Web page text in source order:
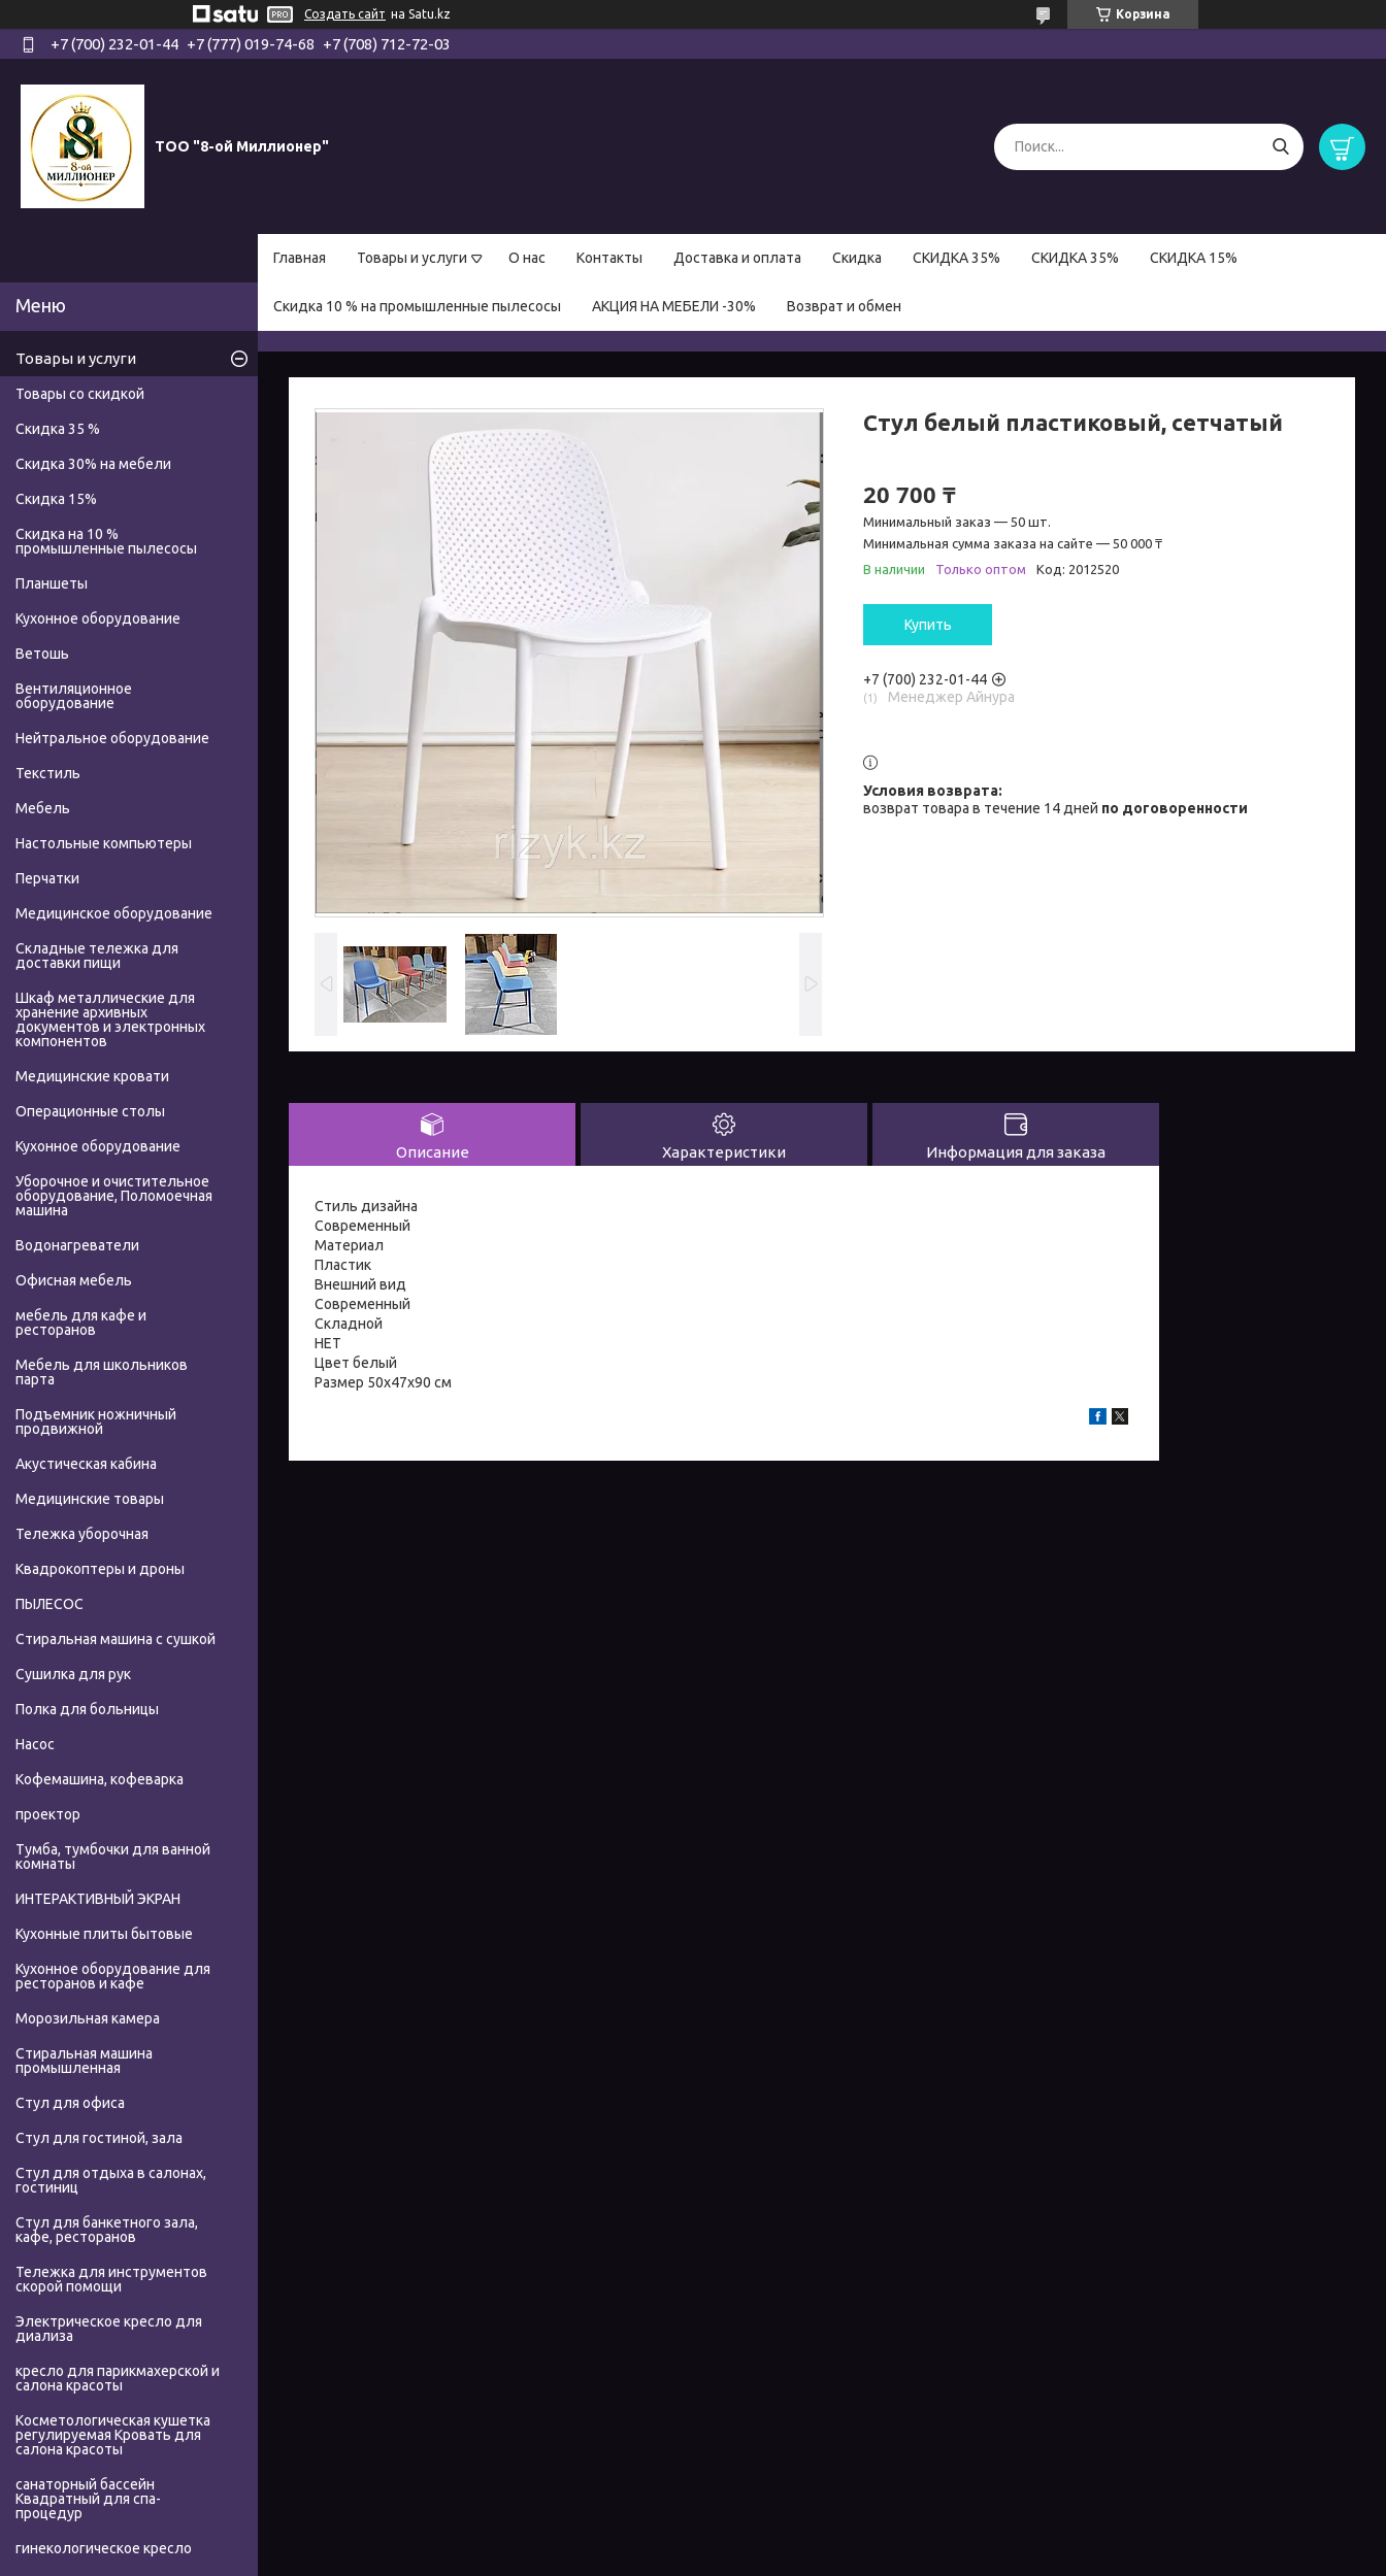
Создать сайт на Satu.kz Корзина
+7 (700) 232-01-44 +7 (777) 019-74-68 +7 (708) 712-72-03
ТОО "8-ой Миллионер"
Главная Товары и услуги О нас Контакты Доставка и оплата Скидка СКИДКА 35% СКИДКА 35% СКИДКА 15%
Скидка 10 % на промышленные пылесосы АКЦИЯ НА МЕБЕЛИ -30% Возврат и обмен
Стул белый пластиковый, сетчатый
20 700 ₸
Минимальный заказ — 50 шт.
Минимальная сумма заказа на сайте — 50 000 ₸
В наличии
Только оптом Код: 2012520
Купить
+7 (700) 232-01-44
1 Менеджер Айнура
возврат товара в течение 14 дней по договоренности
Описание Характеристики Информация для заказа
Стиль дизайна
Современный
Материал
Пластик
Внешний вид
Современный
Складной
НЕТ
Цвет белый
Размер 50х47х90 см
Товары и услуги
Товары со скидкой
Скидка 35 %
Скидка 30% на мебели
Скидка 15%
Скидка на 10 %
промышленные пылесосы
Планшеты
Кухонное оборудование
Ветошь
Вентиляционное
оборудование
Нейтральное оборудование
Текстиль
Мебель
Настольные компьютеры
Перчатки
Медицинское оборудование
Складные тележка для
доставки пищи
Шкаф металлические для
хранение архивных
документов и электронных
компонентов
Медицинские кровати
Операционные столы
Кухонное оборудование
Уборочное и очистительное
оборудование, Поломоечная
машина
Водонагреватели
Офисная мебель
мебель для кафе и
ресторанов
Мебель для школьников
парта
Подъемник ножничный
продвижной
Акустическая кабина
Медицинские товары
Тележка уборочная
Квадрокоптеры и дроны
ПЫЛЕСОС
Стиральная машина с сушкой
Сушилка для рук
Полка для больницы
Насос
Кофемашина, кофеварка
проектор
Тумба, тумбочки для ванной
комнаты
ИНТЕРАКТИВНЫЙ ЭКРАН
Кухонные плиты бытовые
Кухонное оборудование для
ресторанов и кафе
Морозильная камера
Стиральная машина
промышленная
Стул для офиса
Стул для гостиной, зала
Стул для отдыха в салонах,
гостиниц
Стул для банкетного зала,
кафе, ресторанов
Тележка для инструментов
скорой помощи
Электрическое кресло для
диализа
кресло для парикмахерской и
салона красоты
Косметологическая кушетка
регулируемая Кровать для
салона красоты
санаторный бассейн
Квадратный для спа-
процедур
гинекологическое кресло